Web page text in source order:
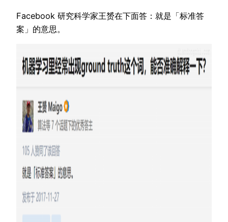
Facebook 研究科学家王赟在下面答：就是「标准答
案」的意思。